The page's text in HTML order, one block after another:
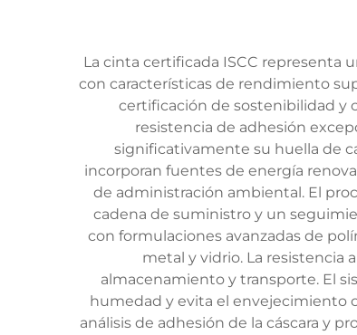
La cinta certificada ISCC representa
con características de rendimiento
certificación de sostenibilidad y
resistencia de adhesión
significativamente su huella de
incorporan fuentes de energía
de administración ambiental. El
cadena de suministro y un
con formulaciones avanzadas de
metal y vidrio. La resistencia
almacenamiento y transporte. El
humedad y evita el envejecimiento
análisis de adhesión de la cáscara y